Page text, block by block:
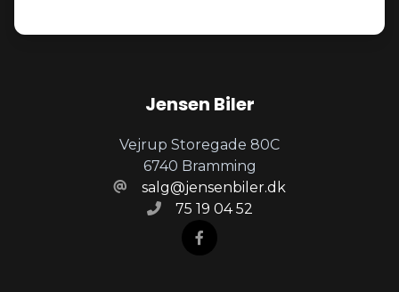
Jensen Biler
Vejrup Storegade 80C
6740 Bramming
salg@jensenbiler.dk
75 19 04 52